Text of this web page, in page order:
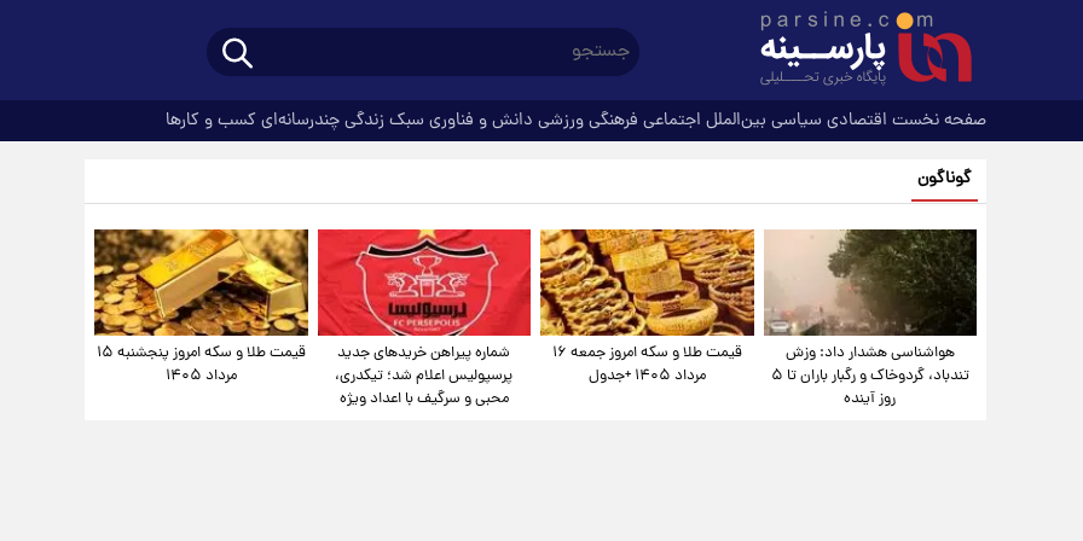
صفحه نخست اقتصادی سیاسی بین‌الملل اجتماعی فرهنگیورزشی دانش و فناوری سبک زندگیچندرسانه‌ای کسب و کارها
گوناگون
هواشناسی هشدار داد: وزش
تندباد، گردوخاک و رگبار باران تا ۵
روز آینده
قیمت طلا و سکه امروز جمعه ۱۶
مرداد ۱۴۰۵ +جدول
شماره پیراهن خریدهای جدید
پرسپولیس اعلام شد؛ تیکدری،
محبی و سرگیف با اعداد ویژه
قیمت طلا و سکه امروز پنجشنبه ۱۵
مرداد ۱۴۰۵